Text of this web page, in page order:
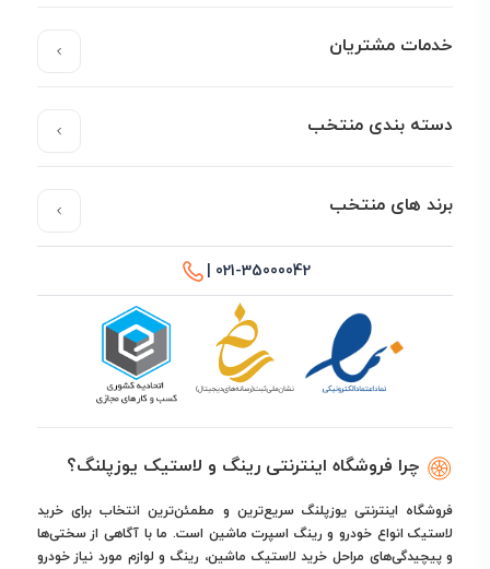
خدمات مشتریان
دسته بندی منتخب
برند های منتخب
021-35000042 |
چرا فروشگاه اینترنتی رینگ و لاستیک یوزپلنگ؟
فروشگاه اینترنتی یوزپلنگ سریع‌ترین و مطمئن‌ترین انتخاب برای خرید
لاستیک انواع خودرو و رینگ اسپرت ماشین است. ما با آگاهی از سختی‌ها
و پیچیدگی‌های مراحل خرید لاستیک ماشین، رینگ و لوازم مورد نیاز خودرو